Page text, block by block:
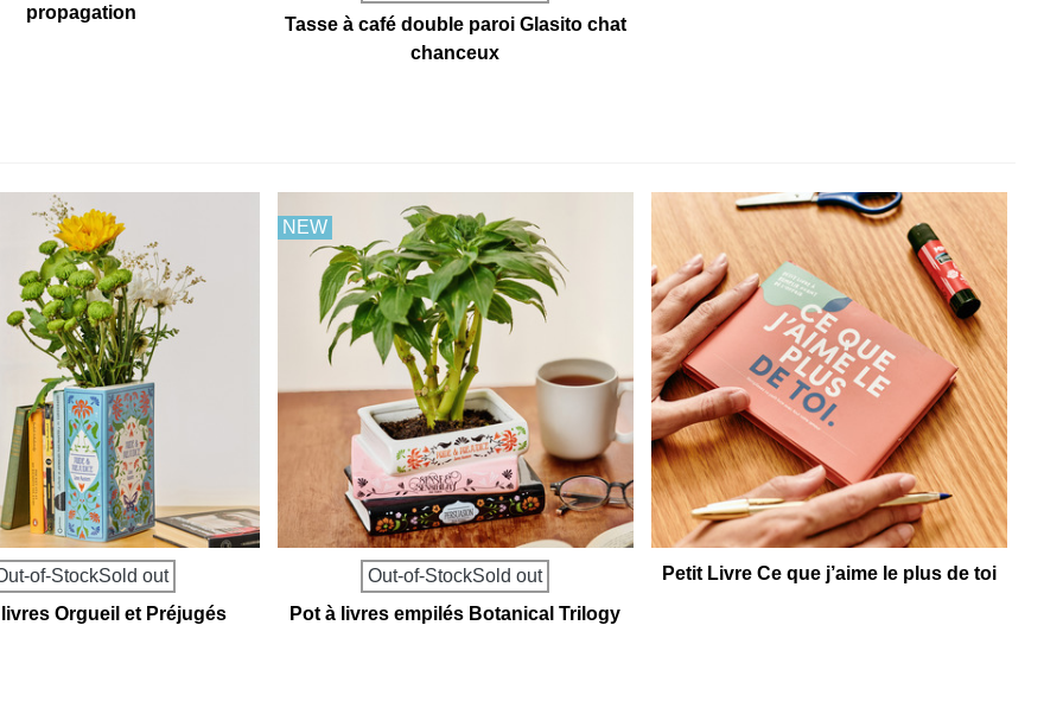
propagation
Tasse à café double paroi Glasito chat
chanceux
of-StockSold out
Orgueil et Préjugés
NEW
Out-of-StockSold out
Pot à livres empilés Botanical Trilogy
Petit Livre Ce que j’aime le plus de toi